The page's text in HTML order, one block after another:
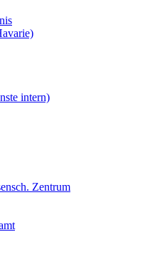
intern)
Zentrum